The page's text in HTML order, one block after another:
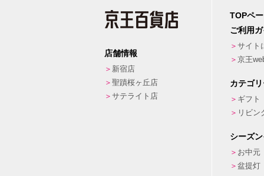
店舗情報
新宿店
聖蹟桜ヶ丘店
サテライト店
TOPペ
ご利用
サイト
京王
カテゴ
ギフト
リビン
シーズ
お中元
盆提灯